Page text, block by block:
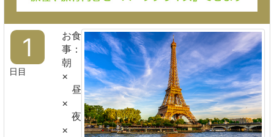
1
日目
お食
事：
朝
×
昼
×
夜
×